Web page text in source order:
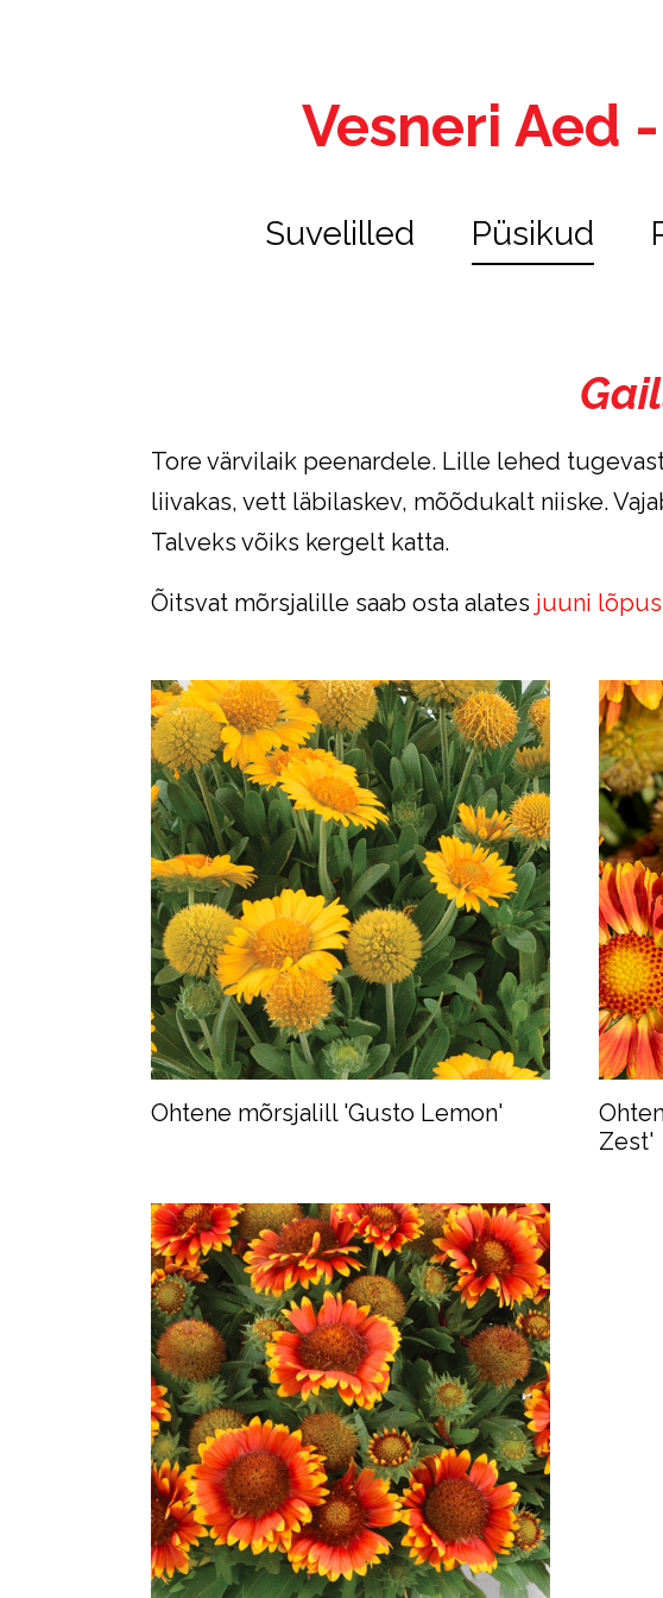
Vesneri Aed
Suvelilled Püsikud
Tore värvilaik peenardele. Lille lehed
liivakas, vett läbilaskev, mõõdukalt niiske.
Talveks võiks kergelt katta.
Õitsvat mõrsjalille saab osta alates juuni
Ohtene mõrsjalill 'Gusto Lemon'
Zest'